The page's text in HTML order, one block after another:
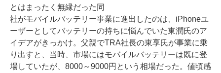
とはまったく無縁だった同
社がモバイルバッテリー事業に進出したのは、iPhoneユ
ーザーとしてバッテリーの持ちに悩んでいた東潤氏のア
イデアがきっかけ。父親でTRA社長の東享氏が事業に乗
り出すと、当時、市場にはモバイルバッテリーは既に登
場していたが、8000～9000円という相場だった。値頃感